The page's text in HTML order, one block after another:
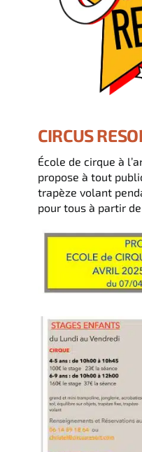
CIRCUS
École de cirque à
propose à tout
trapèze volant
pour tous à partir